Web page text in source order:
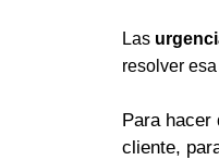
Las
resolver
Para
cliente,